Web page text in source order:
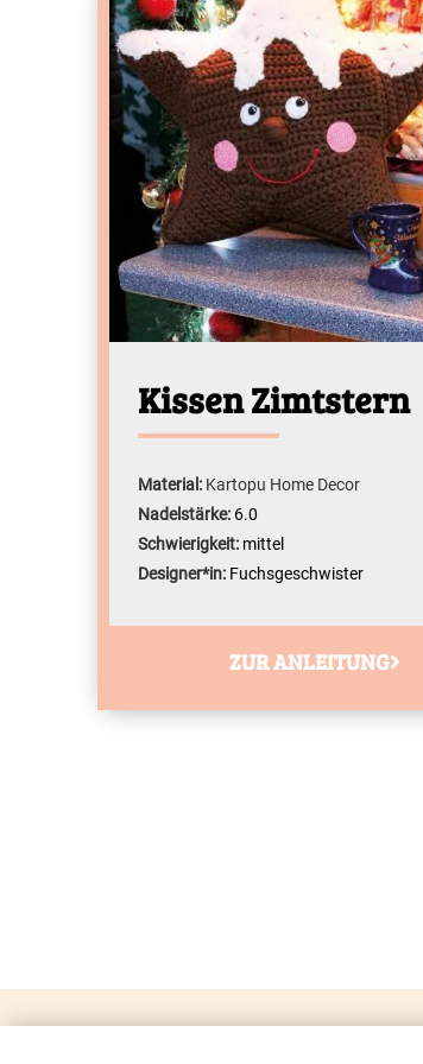
Kissen Zimtstern
Material: Kartopu Home Decor
Nadelstärke: 6.0
Schwierigkeit: mittel
Designer*in: Fuchsgeschwister
ZUR ANLEITUNG